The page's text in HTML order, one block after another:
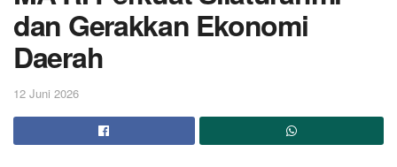
dan Gerakkan Ekonomi
Daerah
12 Juni 2026